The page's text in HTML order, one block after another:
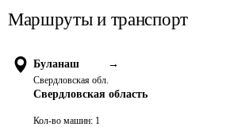
Маршруты и транспорт
Буланаш →
Свердловская обл.
Свердловская область
Кол-во машин: 1